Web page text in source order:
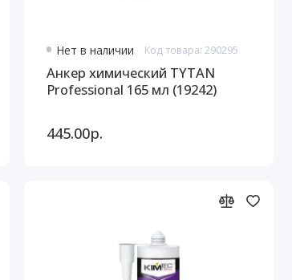
Нет в наличии Код товара: 290295
Анкер химический TYTAN
Professional 165 мл (19242)
445.00р.